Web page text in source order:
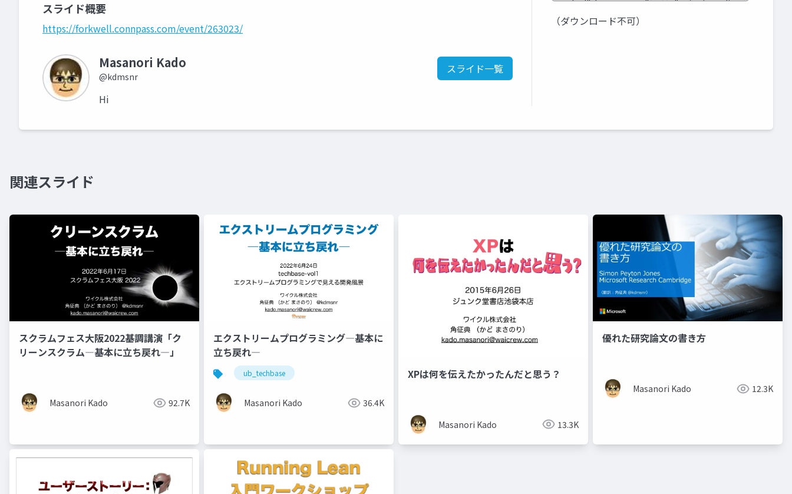
スライド概要
https://forkwell.connpass.com/event/263023/
Masanori Kado
@kdmsnr
スライド一覧
Hi
（ダウンロード不可）
関連スライド
スクラムフェス大阪2022基調講演「ク
リーンスクラム―基本に立ち戻れ―」
Masanori Kado 92.7K
エクストリームプログラミング―基本に
立ち戻れ―
ub_techbase
Masanori Kado 36.4K
XPは何を伝えたかったんだと思う？
Masanori Kado 13.3K
優れた研究論文の書き方
Masanori Kado 12.3K